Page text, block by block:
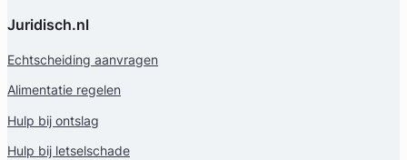
Juridisch.nl
Echtscheiding aanvragen
Alimentatie regelen
Hulp bij ontslag
Hulp bij letselschade